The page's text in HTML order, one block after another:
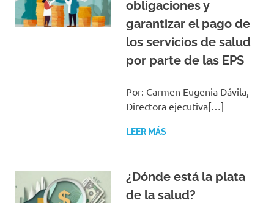
obligaciones y
garantizar el pago de
los servicios de salud
por parte de las EPS
Por: Carmen Eugenia Dávila,
Directora ejecutiva[…]
LEER MÁS
¿Dónde está la plata
de la salud?